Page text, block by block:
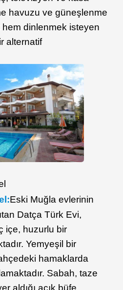
havuzu ve güneşlenme
dinlenmek isteyen
alternatif
Eski Muğla evlerinin
Datça Türk Evi,
içe, huzurlu bir
Yemyeşil bir
hamaklarda
Sabah, taze
aldığı açık büfe